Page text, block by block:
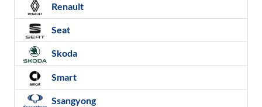
Renault
Seat
Skoda
Smart
Ssangyong